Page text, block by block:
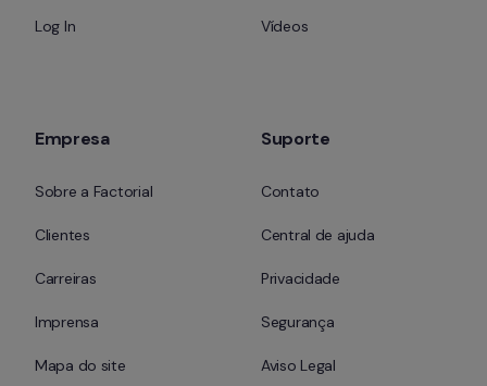
Log In Vídeos
Empresa
Sobre a Factorial
Clientes
Carreiras
Imprensa
Mapa do site
Suporte
Contato
Central de ajuda
Privacidade
Segurança
Aviso Legal